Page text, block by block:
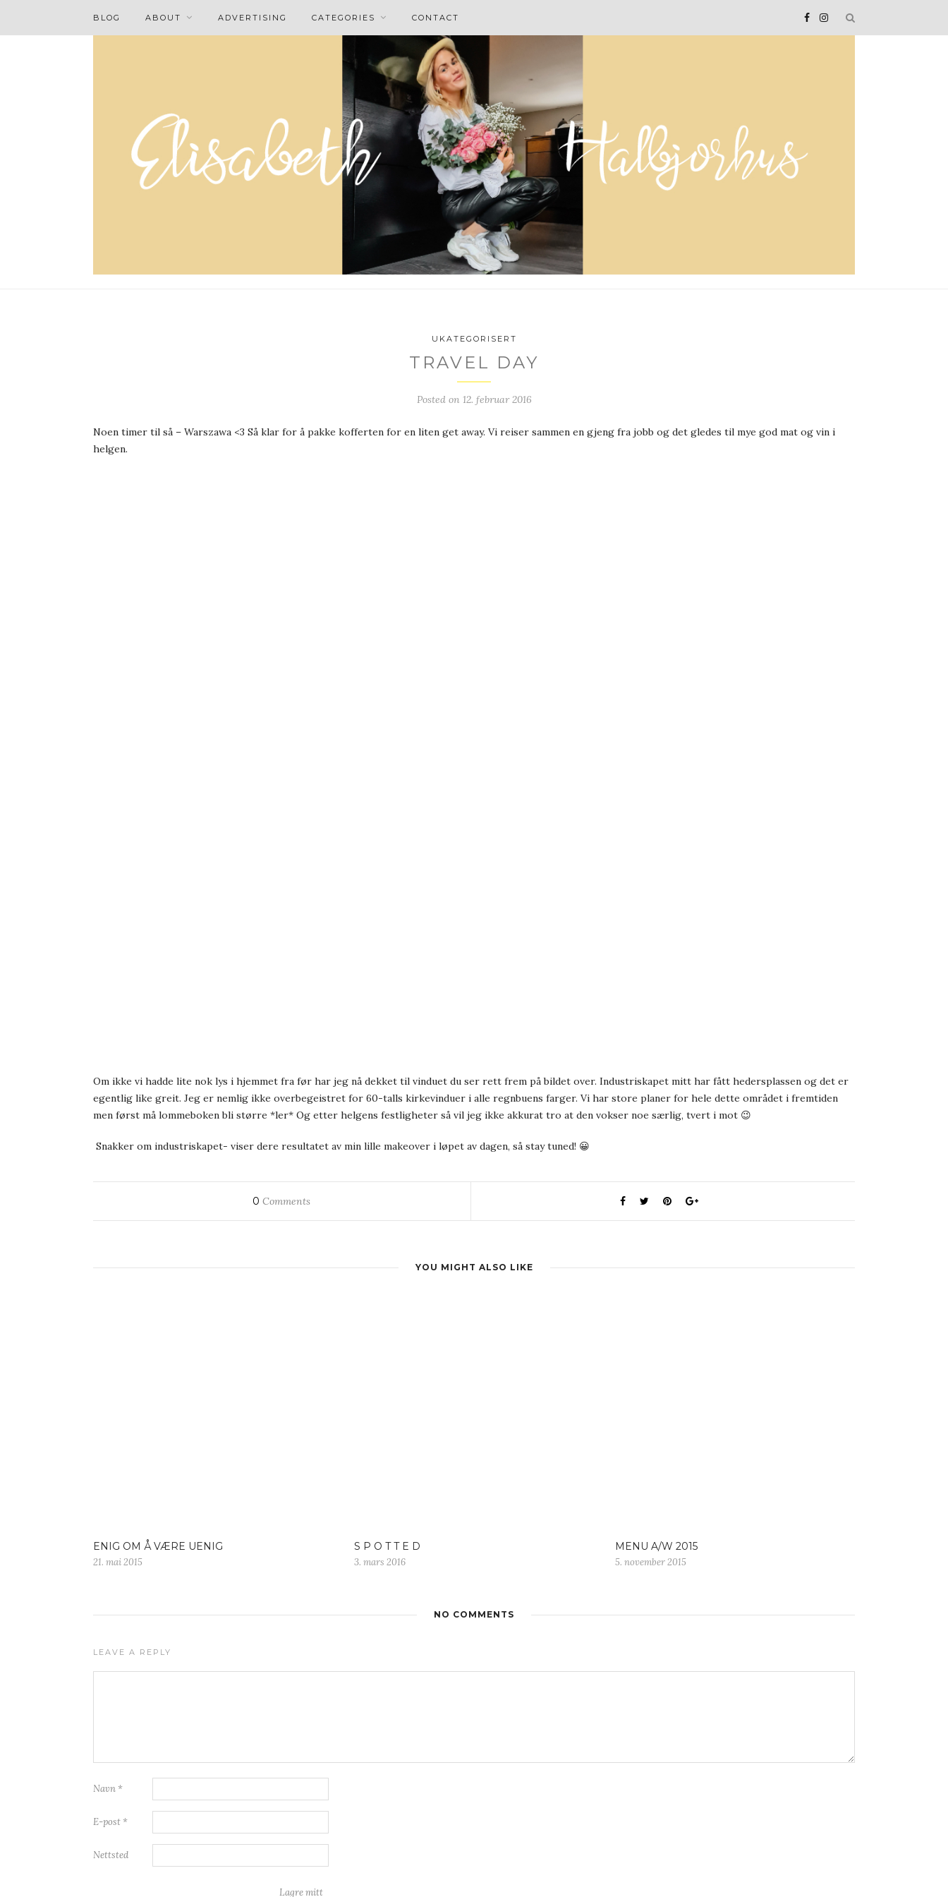
BLOG ABOUT ADVERTISING CATEGORIES CONTACT
UKATEGORISERT
TRAVEL DAY
Posted on 12. februar 2016
Noen timer til så – Warszawa <3 Så klar for å pakke kofferten for en liten get away. Vi reiser sammen en gjeng fra jobb og det gledes til mye god mat og vin i
helgen.
Om ikke vi hadde lite nok lys i hjemmet fra før har jeg nå dekket til vinduet du ser rett frem på bildet over. Industriskapet mitt har fått hedersplassen og det er
egentlig like greit. Jeg er nemlig ikke overbegeistret for 60-talls kirkevinduer i alle regnbuens farger. Vi har store planer for hele dette området i fremtiden
men først må lommeboken bli større *ler* Og etter helgens festligheter så vil jeg ikke akkurat tro at den vokser noe særlig, tvert i mot 😉
Snakker om industriskapet- viser dere resultatet av min lille makeover i løpet av dagen, så stay tuned! 😀
0 Comments
YOU MIGHT ALSO LIKE
ENIG OM Å VÆRE UENIG
21. mai 2015
S P O T T E D
3. mars 2016
MENU A/W 2015
5. november 2015
NO COMMENTS
LEAVE A REPLY
Navn *
E-post *
Nettsted
Lagre mitt